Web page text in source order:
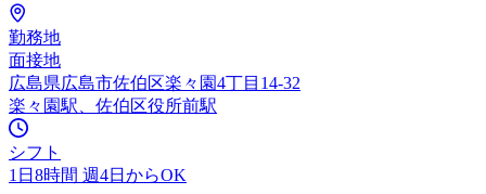
勤務地
面接地
広島県広島市佐伯区楽々園4丁目14-32
楽々園駅、佐伯区役所前駅
シフト
1日8時間 週4日からOK